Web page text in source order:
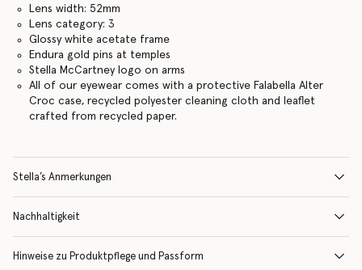
Lens width: 52mm
Lens category: 3
Glossy white acetate frame
Endura gold pins at temples
Stella McCartney logo on arms
All of our eyewear comes with a protective Falabella Alter
Croc case, recycled polyester cleaning cloth and leaflet
crafted from recycled paper.
Stella’s Anmerkungen
Nachhaltigkeit
Hinweise zu Produktpflege und Passform